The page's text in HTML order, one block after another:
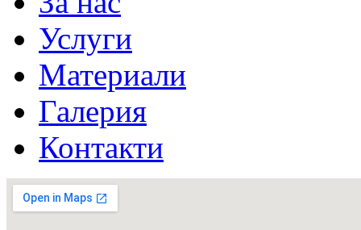
Услуги
Материали
Галерия
Контакти